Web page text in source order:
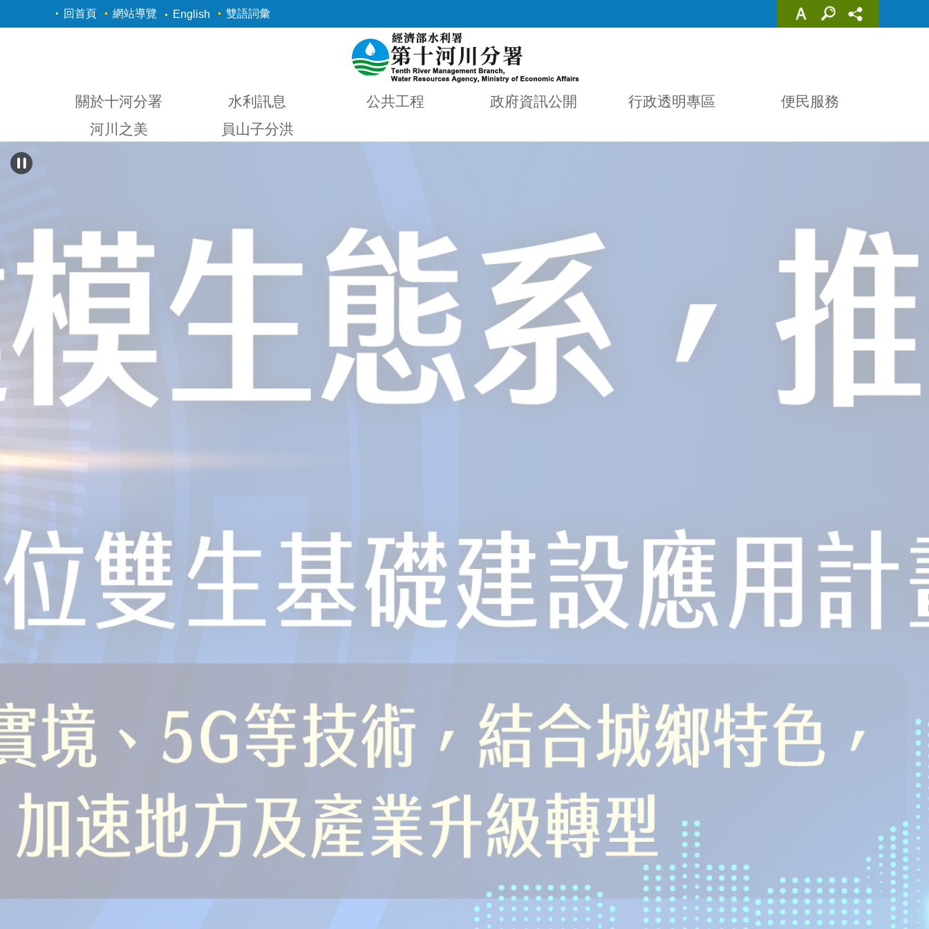
跳到主要內容區塊
回首頁 網站導覽 English 雙語詞彙
關於十河分署 水利訊息 公共工程 政府資訊公開 行政透明專區
便民服務
河川之美
員山子分洪